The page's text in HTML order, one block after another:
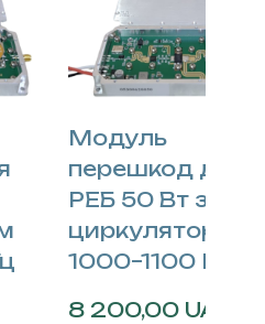
Модуль
перешкод для
РЕБ 50 Вт з
циркулятором
1000–1100 МГц
8 200,00 UAH